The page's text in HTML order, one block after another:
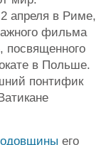
апреля в Риме,
фильма
в Польше.
понтифик
его